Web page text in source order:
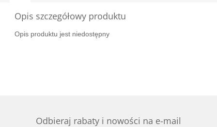
Opis szczegółowy produktu
Opis produktu jest niedostępny
Odbieraj rabaty i nowości na e-mail